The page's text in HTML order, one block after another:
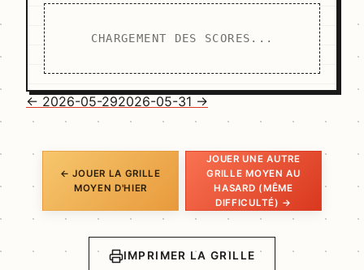
CHARGEMENT DES SCORES...
← 2026-05-292026-05-31 →
← JOUER LA GRILLE
MOYEN D'HIER
JOUER UNE AUTRE
GRILLE MOYEN AU
HASARD (MÊME
DIFFICULTÉ) →
IMPRIMER LA GRILLE